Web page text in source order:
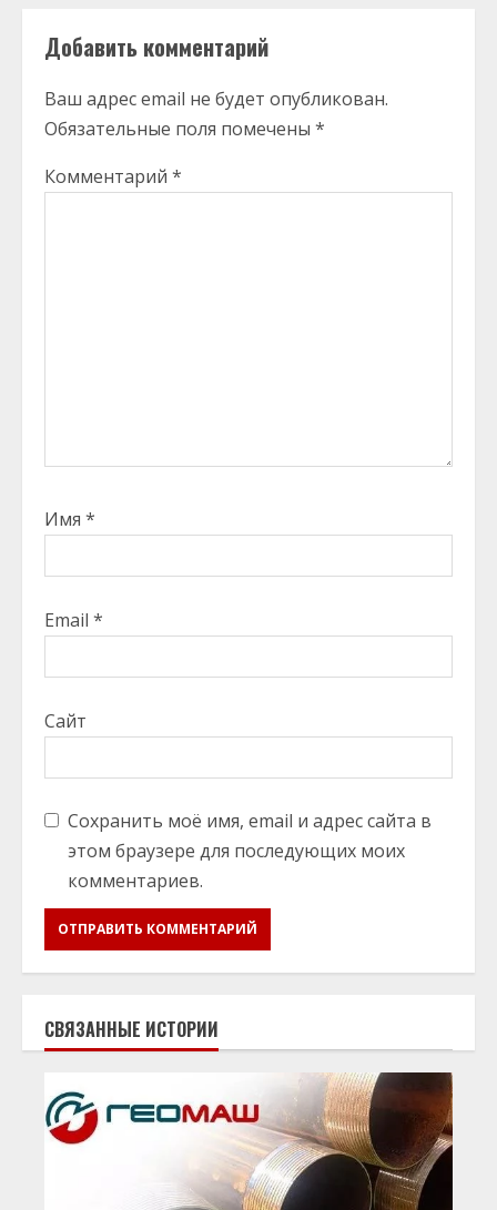
Добавить комментарий
Ваш адрес email не будет опубликован.
Обязательные поля помечены *
Комментарий *
Имя *
Email *
Сайт
Сохранить моё имя, email и адрес сайта в
этом браузере для последующих моих
комментариев.
СВЯЗАННЫЕ ИСТОРИИ